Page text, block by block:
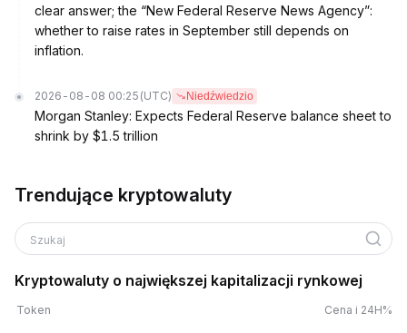
clear answer; the “New Federal Reserve News Agency”:
whether to raise rates in September still depends on
inflation.
2026-08-08 00:25 (UTC) Niedźwiedzio
Morgan Stanley: Expects Federal Reserve balance sheet to
shrink by $1.5 trillion
Trendujące kryptowaluty
Szukaj
Kryptowaluty o największej kapitalizacji rynkowej
Token Cena i 24H%